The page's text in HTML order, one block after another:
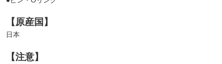
【原産国】
日本
【注意】